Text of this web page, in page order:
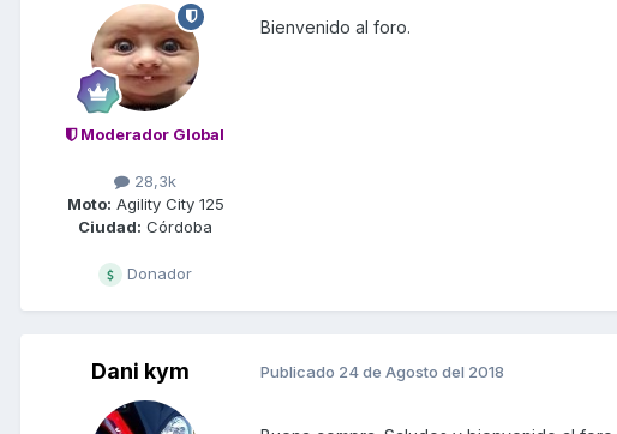
Moderador Global
28,3k
Moto: Agility City 125
Ciudad: Córdoba
Donador
Bienvenido al foro.
Dani kym Publicado 24 de Agosto del 2018